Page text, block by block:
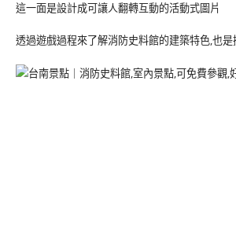
這一面是設計成可讓人翻轉互動的活動式圖片
透過遊戲過程來了解消防史料館的建築特色,也是